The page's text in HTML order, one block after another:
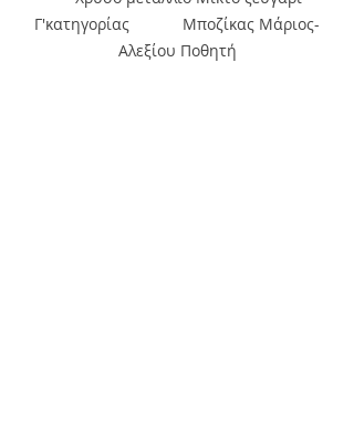
Γ'κατηγορίας            Μποζίκας Μάριος-
Αλεξίου Ποθητή